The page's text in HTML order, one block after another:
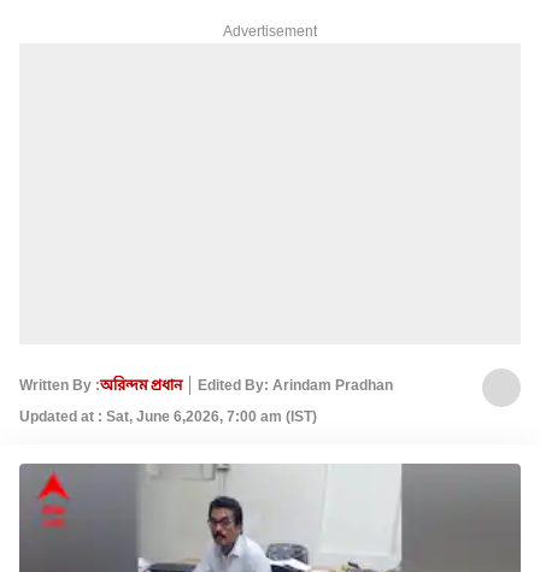
Advertisement
Written By :অরিন্দম প্রধান
Edited By: Arindam Pradhan
Updated at : Sat, June 6,2026, 7:00 am (IST)